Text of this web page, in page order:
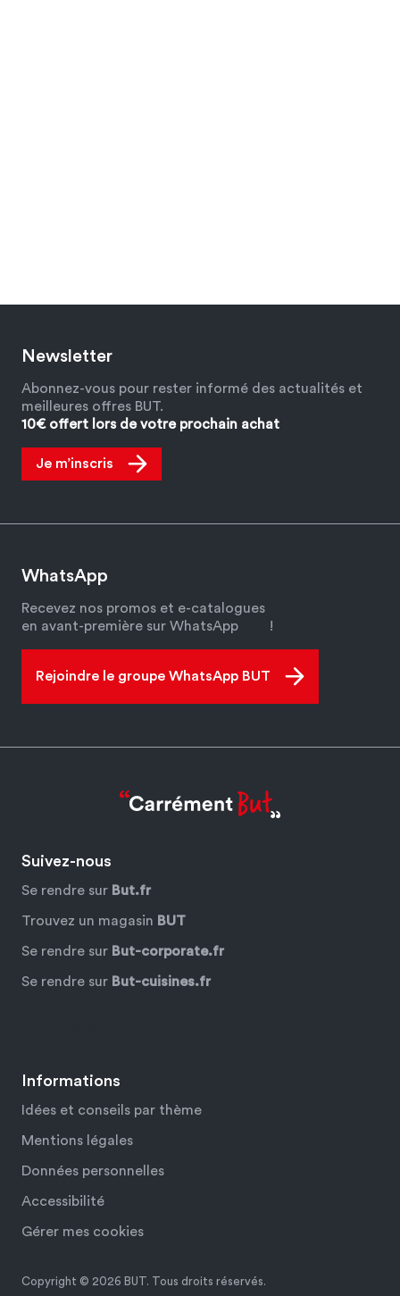
Newsletter
Abonnez-vous pour rester informé des actualités et
meilleures offres BUT.
10€ offert lors de votre prochain achat
Je m’inscris
WhatsApp
Recevez nos promos et e-catalogues
en avant-première sur WhatsApp
!
Rejoindre le groupe WhatsApp BUT
Informations
Idées et conseils par thème
Mentions légales
Données personnelles
Accessibilité
Gérer mes cookies
Suivez-nous
Se rendre sur But.fr
Trouvez un magasin BUT
Se rendre sur But-corporate.fr
Se rendre sur But-cuisines.fr
Copyright © 2026 BUT. Tous droits réservés.